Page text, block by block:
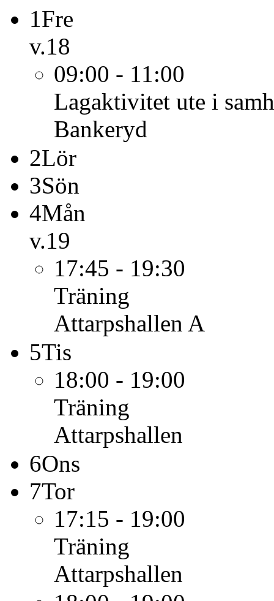
1Fre
v.18
09:00 - 11:00
Lagaktivitet ute i
Bankeryd
2Lör
3Sön
4Mån
v.19
17:45 - 19:30
Träning
Attarpshallen A
5Tis
18:00 - 19:00
Träning
Attarpshallen
6Ons
7Tor
17:15 - 19:00
Träning
Attarpshallen